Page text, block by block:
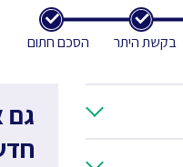
בקשת היתר הסכם חתום
גם